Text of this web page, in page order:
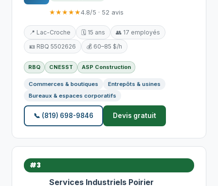
★★★★★4.8/5 · 52 avis
📍 Lac-Croche 🗓️ 15 ans
👥 17 employés
🪪 RBQ 5502626
💰 60–85 $/h
RBQ CNESST ASP Construction
Commerces & boutiques
Entrepôts & usines
Bureaux & espaces corporatifs
📞 (819) 698-9846 Devis gratuit
#3
Services Industriels Poirier